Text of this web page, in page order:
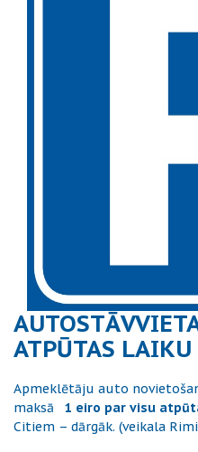
ATPŪTAS LAIKU
Apmeklētāju auto
maksā 1 eiro par visu
Citiem – dārgāk. (veikala